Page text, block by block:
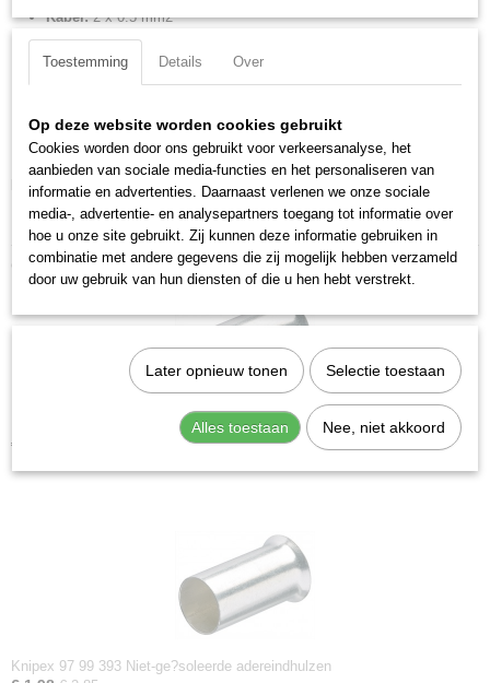
97 99 370
0,01 Kg
0,01 Kg
Afmetingen (l,b,h)
12 x 13,50 x 1,50 cm
Kabel:2 x 0.5 mm2
Merkkleur:wit
Materiaal: Koper
Isolatie:PP
Krimpbereik:8 mm
Downloads:
Datasheet specificaties
Ook interessant
Knipex 97 99 394 Niet-ge?soleerde adereindhulzen
€ 2,38
Knipex 97 99 393 Niet-ge?soleerde adereindhulzen
Toestemming Details Over
Op deze website worden cookies gebruikt
Cookies worden door ons gebruikt voor verkeersanalyse, het
aanbieden van sociale media-functies en het personaliseren van
informatie en advertenties. Daarnaast verlenen we onze sociale
media-, advertentie- en analysepartners toegang tot informatie over
hoe u onze site gebruikt. Zij kunnen deze informatie gebruiken in
combinatie met andere gegevens die zij mogelijk hebben verzameld
door uw gebruik van hun diensten of die u hen hebt verstrekt.
Later opnieuw tonen Selectie toestaan
Alles toestaan Nee, niet akkoord